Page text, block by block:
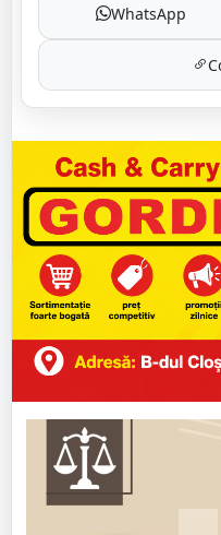
WhatsApp